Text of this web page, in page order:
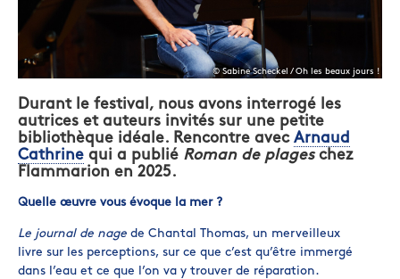
© Sabine Scheckel / Oh les beaux jours !
Durant le festival, nous avons interrogé les
autrices et auteurs invités sur une petite
bibliothèque idéale. Rencontre avec Arnaud
Cathrine qui a publié Roman de plages chez
Flammarion en 2025.
Quelle œuvre vous évoque la mer ?
Le journal de nage de Chantal Thomas, un merveilleux
livre sur les perceptions, sur ce que c’est qu’être immergé
dans l’eau et ce que l’on va y trouver de réparation.